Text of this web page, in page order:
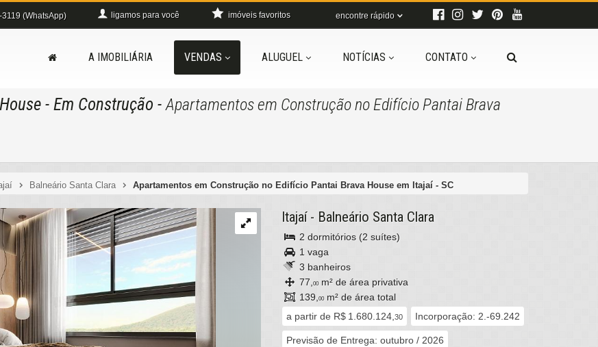
(WhatsApp) ligamos para você encontre rápido
imóveis favoritos
A IMOBILIÁRIA VENDAS ALUGUEL NOTÍCIAS CONTATO
- Em Construção -Apartamentos em Construção no Edifício Pantai Brava
Balneário Santa Clara Apartamentos em Construção no Edifício Pantai Brava House em Itajaí - SC
Itajaí- Balneário Santa Clara
2 dormitórios (2 suítes)
1 vaga
3 banheiros
77, 00 m² de área privativa
139, 00 m² de área total
a partir de R$ 1.680.124, 30 Incorporação: 2.-69.242
Previsão de Entrega: outubro / 2026